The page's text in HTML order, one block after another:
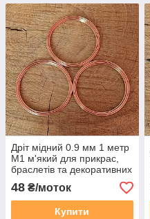
Дріт мідний 0.9 мм 1 метр
М1 м'який для прикрас,
браслетів та декоративних
48 ₴/моток
Купити